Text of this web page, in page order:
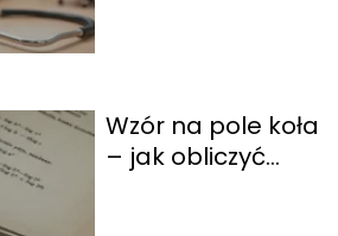
Wzór na pole koła
– jak obliczyć